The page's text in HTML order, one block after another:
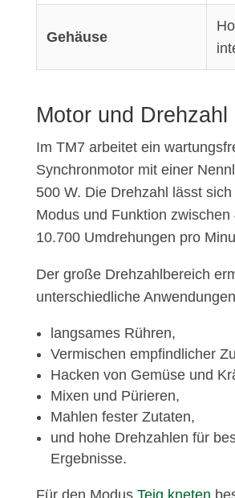
Gehäuse
Motor und Drehzahl
Im TM7 arbeitet ein
Synchronmotor mit einer
500 W. Die Drehzahl lässt
Modus und Funktion zwischen
10.700 Umdrehungen pro
Der große Drehzahlbereich
unterschiedliche
langsames Rühren,
Vermischen empfindlicher
Hacken von Gemüse und
Mixen und Pürieren,
Mahlen fester Zutaten,
und hohe Drehzahlen für
Ergebnisse.